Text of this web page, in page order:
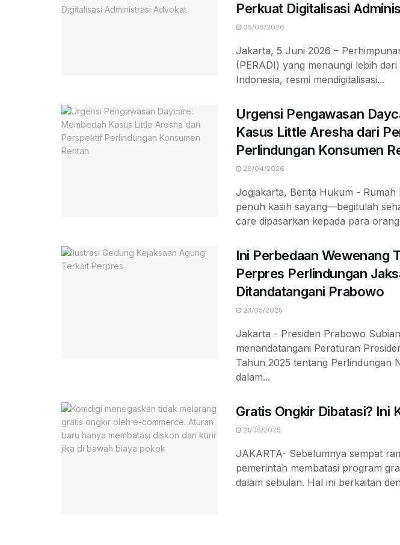
Perkuat Digitalisasi
05/06/2026
Jakarta, 5 Juni 2026 –
(PERADI) yang menaungi lebih
Indonesia, resmi mendigitalisasi...
Urgensi Pengawasan
Kasus Little Aresha dari
Perlindungan Konsumen
26/04/2026
Jogjakarta, Berita Hukum - Rumah
penuh kasih sayang—begitulah
care dipasarkan kepada para
Ini Perbedaan Wewenang
Perpres Perlindungan
Ditandatangani Prabowo
23/05/2025
Jakarta - Presiden Prabowo
menandatangani Peraturan
Tahun 2025 tentang Perlindungan
dalam...
Gratis Ongkir Dibatasi? Ini
21/05/2025
JAKARTA- Sebelumnya sempat
pemerintah membatasi program
dalam sebulan. Hal ini berkaitan